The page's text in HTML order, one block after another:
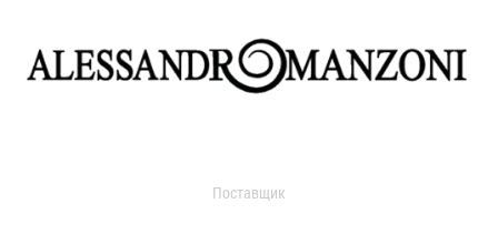
Поставщик